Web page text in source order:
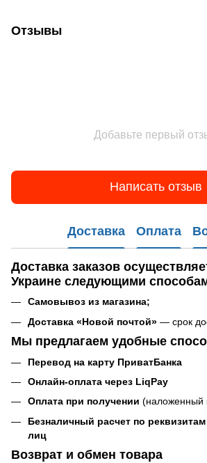
Отзывы
Добавьте первый
Написать отзыв
Доставка Оплата
Доставка заказов
Украине следующими
Самовывоз из магазина;
Доставка «Новой почтой» — срок
Мы предлагаем удобные
Перевод на карту ПриватБанка
Онлайн-оплата через LiqPay
Оплата при получении (наложенный
Безналичный расчет по
лиц
Возврат и обмен товара